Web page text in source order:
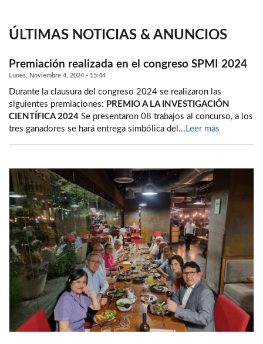
ÚLTIMAS NOTICIAS & ANUNCIOS
Premiación realizada en el congreso SPMI 2024
Lunes, Noviembre 4, 2024 - 15:44
Durante la clausura del congreso 2024 se realizaron las
siguientes premiaciones: PREMIO A LA INVESTIGACIÓN
CIENTÍFICA 2024 Se presentaron 08 trabajos al concurso, a los
tres ganadores se hará entrega simbólica del... Leer más